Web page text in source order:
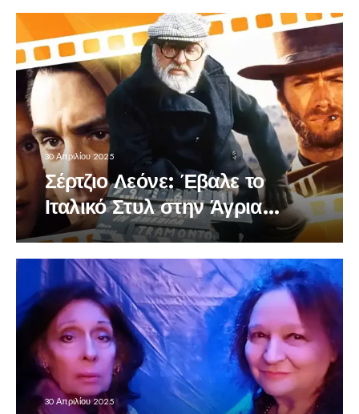
30 Απριλίου 2025
Σέρτζιο Λεόνε: Έβαλε το
Ιταλικό Στυλ στην Άγρια
Δύση
30 Απριλίου 2025